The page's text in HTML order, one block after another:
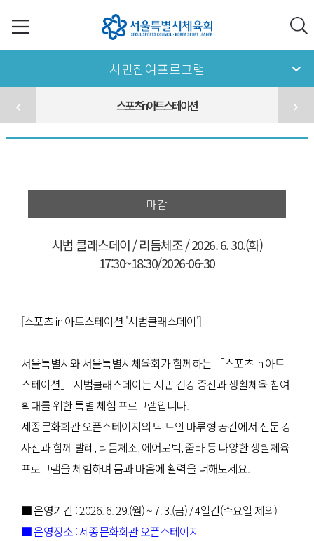
시민참여프로그램
스포츠in아트스테이션
마감
시범 클래스데이 / 리듬체조 / 2026. 6. 30.(화)
17:30~18:30/2026-06-30
[스포츠 in 아트스테이션 '시범클래스데이']
서울특별시와 서울특별시체육회가 함께하는 「스포츠 in 아트
스테이션」 시범클래스데이는 시민 건강 증진과 생활체육 참여
확대를 위한 특별 체험 프로그램입니다.
세종문화회관 오픈스테이지의 탁 트인 마루형 공간에서 전문 강
사진과 함께 발레, 리듬체조, 에어로빅, 줌바 등 다양한 생활체육
프로그램을 체험하며 몸과 마음에 활력을 더해보세요.
■ 운영기간 : 2026. 6. 29.(월) ~ 7. 3.(금) / 4일간(수요일 제외)
■ 운영장소 : 세종문화회관 오픈스테이지